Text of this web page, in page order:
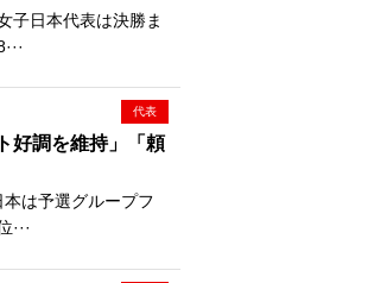
子日本代表は決勝ま
代表
好調を維持」「頼
は予選グループフ